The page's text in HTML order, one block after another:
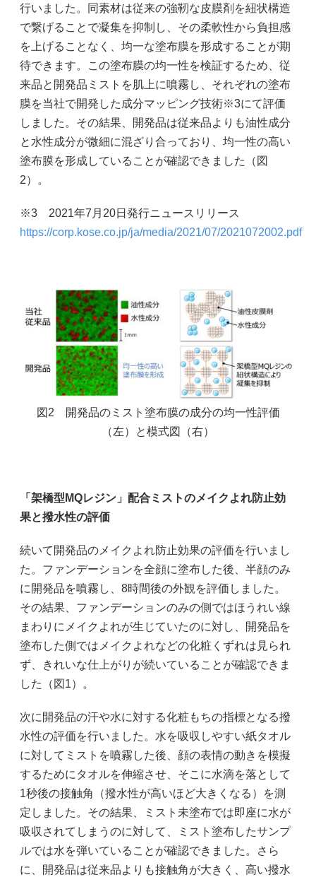
行いました。同素材は従来の強靭な皮膜剤を紐状構造
で繋げることで凝集を抑制し、その柔軟性から負担感
を上げることなく、均一な塗布膜を形成することが期
待できます。この塗布膜の均一性を検証するため、従
来品と開発品ミストを肌上に噴霧し、それぞれの塗布
膜を当社で開発した成分マッピング技術※3にて評価
しました。その結果、開発品は従来品よりも油性成分
と水性成分が微細に混ざり合っており、均一性の高い
塗布膜を形成していることが確認できました（図
2）。
※3 2021年7月20日発行ニュースリリース
https://corp.kose.co.jp/ja/media/2021/07/2021072002.pdf
図2 開発品のミスト塗布膜の成分の均一性評価
（左）と模式図（右）
「架橋型MQレジン」配合ミストのメイクよれ防止効
果と撥水性の評価
続いて開発品のメイクよれ防止効果の評価を行いまし
た。ファンデーションを全顔に塗布した後、半顔のみ
に開発品を噴霧し、8時間後の外観を評価しました。
その結果、ファンデーションのみの側ではほうれい線
まわりにメイクよれが生じていたのに対し、開発品を
塗布した側ではメイクよれなどの化粧くずれは見られ
ず、きれいな仕上がりが続いていることが確認できま
した（図1）。
次に開発品の汗や水に対する化粧もちの指標となる撥
水性の評価を行いました。水を吸収しやすい紙タオル
に対してミストを噴霧した後、顔の表情の動きを模擬
するためにタオルを伸縮させ、そこに水滴を落として
1秒後の接触角（撥水性が高いほど大きくなる）を測
定しました。その結果、ミスト未塗布では即座に水が
吸収されてしまうのに対して、ミスト塗布したサンプ
ルでは水を弾いていることが確認できました。さら
に、開発品は従来品よりも接触角が大きく、高い撥水